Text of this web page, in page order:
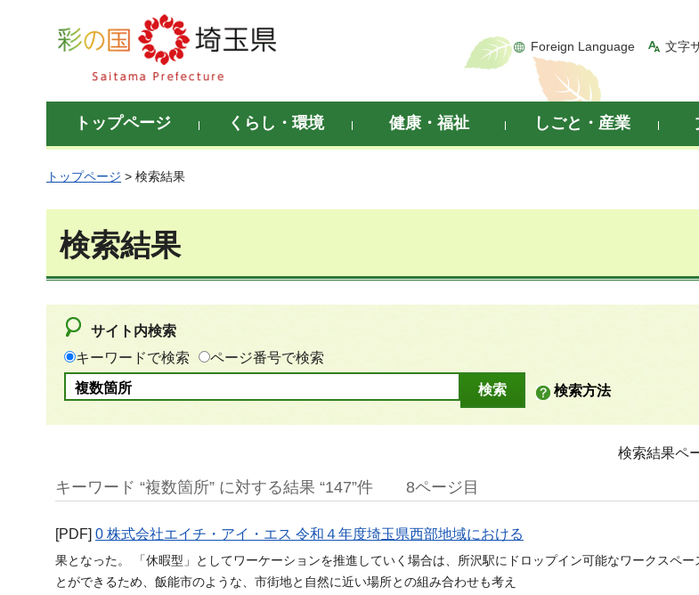
彩の国 埼玉県
Foreign Language 文字
トップページ くらし・環境 健康・福祉 しごと・産業
トップページ > 検索結果
検索結果
サイト内検索
キーワードで検索
ページ番号で検索
検索方法
検索結果ペ
キーワード “複数箇所” に対する結果 “147”件 8ページ目
[PDF] 0 株式会社エイチ・アイ・エス 令和４年度埼玉県西部地域における
果となった。 「休暇型」としてワーケーションを推進していく場合は、所沢駅にドロップイン可能なワークスペー
とができるため、飯能市のような、市街地と自然に近い場所との組み合わせも考え